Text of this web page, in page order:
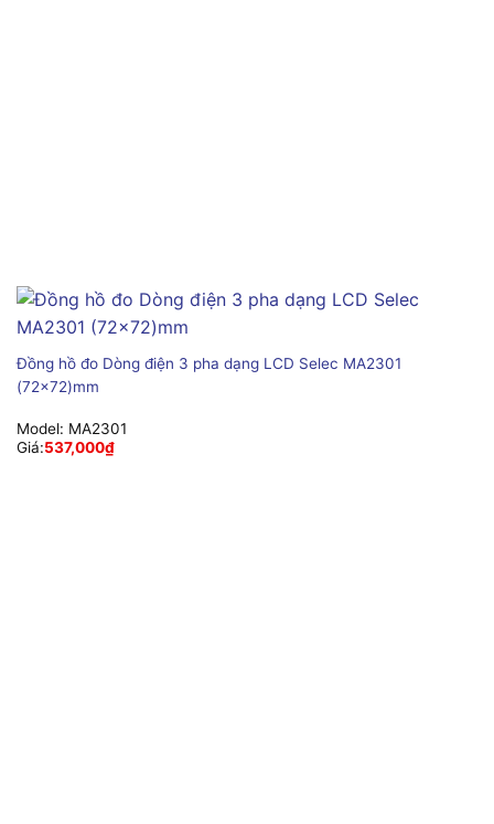
Đồng hồ đo Dòng điện 3 pha dạng LCD Selec MA2301
(72×72)mm
Model: MA2301
Giá:537,000₫